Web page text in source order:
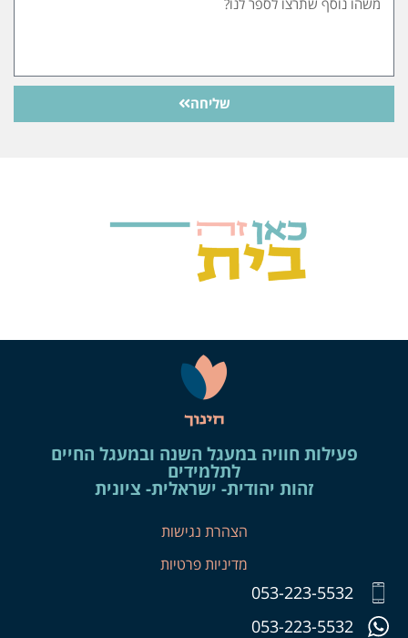
שליחה
053-223-5532
053-223-5532
פעילות חוויה במעגל השנה ובמעגל החיים
לתלמידים
זהות יהודית- ישראלית- ציונית
הצהרת נגישות
מדיניות פרטיות